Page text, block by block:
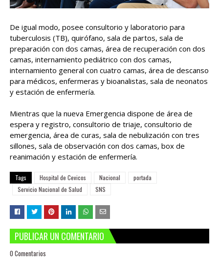
De igual modo, posee consultorio y laboratorio para
tuberculosis (TB), quirófano, sala de partos, sala de
preparación con dos camas, área de recuperación con dos
camas, internamiento pediátrico con dos camas,
internamiento general con cuatro camas, área de descanso
para médicos, enfermeras y bioanalistas, sala de neonatos
y estación de enfermería.
Mientras que la nueva Emergencia dispone de área de
espera y registro, consultorio de triaje, consultorio de
emergencia, área de curas, sala de nebulización con tres
sillones, sala de observación con dos camas, box de
reanimación y estación de enfermería.
Tags Hospital de Cevicos Nacional
portada
Servicio Nacional de Salud
SNS
PUBLICAR UN COMENTARIO
0 Comentarios